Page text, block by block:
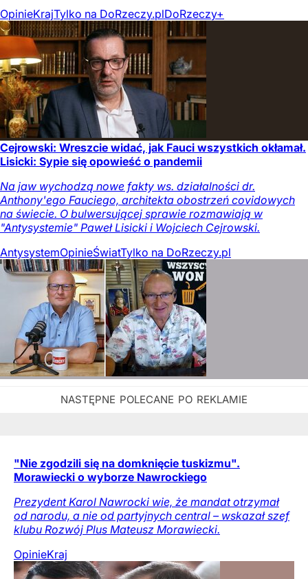
OpinieKrajTylko na DoRzeczy.plDoRzeczy+
Cejrowski: Wreszcie widać, jak Fauci wszystkich okłamał.
Lisicki: Sypie się opowieść o pandemii
Na jaw wychodzą nowe fakty ws. działalności dr.
Anthony'ego Fauciego, architekta obostrzeń covidowych
na świecie. O bulwersującej sprawie rozmawiają w
"Antysystemie" Paweł Lisicki i Wojciech Cejrowski.
AntysystemOpinieŚwiatTylko na DoRzeczy.pl
"Nie zgodzili się na domknięcie tuskizmu".
Morawiecki o wyborze Nawrockiego
Prezydent Karol Nawrocki wie, że mandat otrzymał
od narodu, a nie od partyjnych central – wskazał szef
klubu Rozwój Plus Mateusz Morawiecki.
OpinieKraj